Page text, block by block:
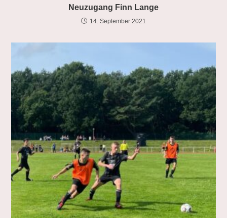
Neuzugang Finn Lange
14. September 2021